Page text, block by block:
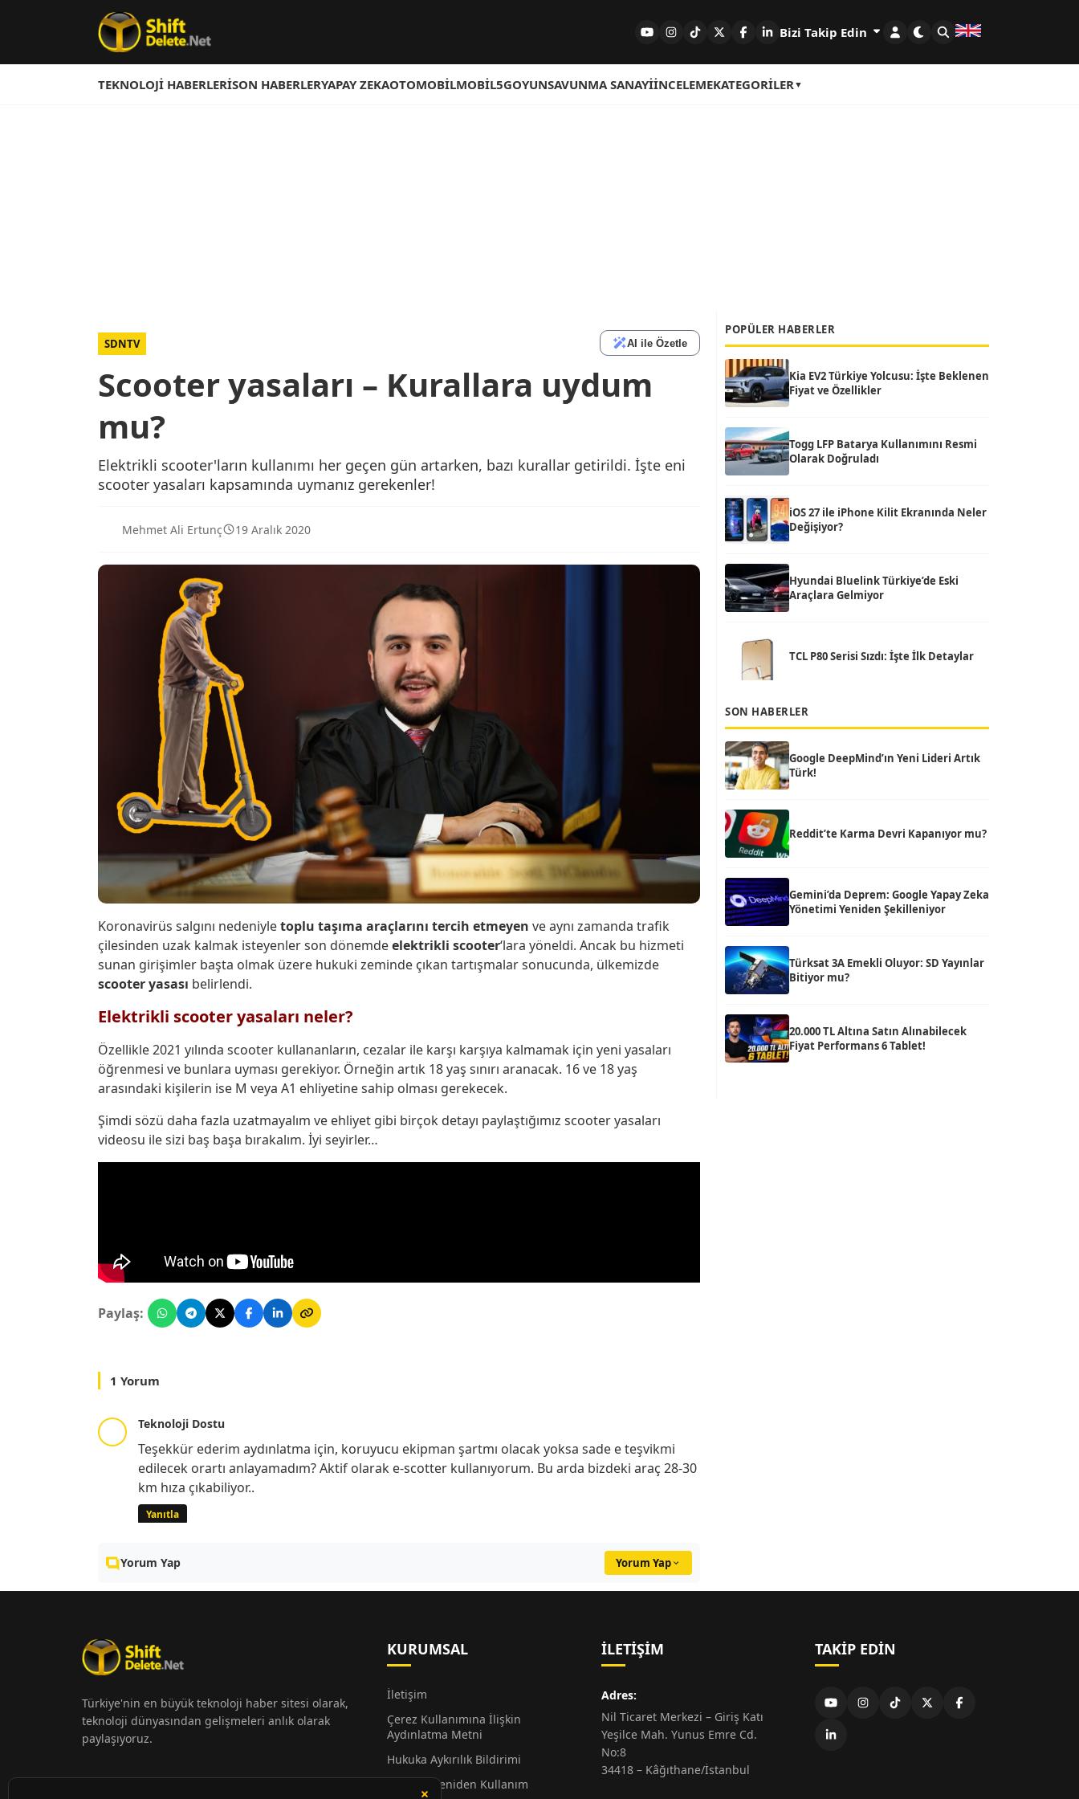
Bizi Takip Edin
TEKNOLOJI HABERLERISON HABERLERYAPAY ZEKAOTOMOBILMOBIL5GOYUNSAVUNMA SANAYIİNCELEMEKATEGORILER
SDNTV AI ile Özetle
Scooter yasaları – Kurallara uydum
mu?
Elektrikli scooter'ların kullanımı her geçen gün artarken, bazı kurallar getirildi. İşte eni
scooter yasaları kapsamında uymanız gerekenler!
Mehmet Ali Ertunç 19 Aralık 2020
Koronavirüs salgını nedeniyletoplu taşıma araçlarını tercih etmeyen ve aynı zamanda trafik
çilesinden uzak kalmak isteyenler son dönemdeelektrikli scooter‘lara yöneldi. Ancak bu hizmeti
sunan girişimler başta olmak üzere hukuki zeminde çıkan tartışmalar sonucunda, ülkemizde
scooter yasası belirlendi.
Elektrikli scooter yasaları neler?
Özellikle 2021 yılında scooter kullananların, cezalar ile karşı karşıya kalmamak için yeni yasaları
öğrenmesi ve bunlara uyması gerekiyor. Örneğin artık 18 yaş sınırı aranacak. 16 ve 18 yaş
arasındaki kişilerin ise M veya A1 ehliyetine sahip olması gerekecek.
Şimdi sözü daha fazla uzatmayalım ve ehliyet gibi birçok detayı paylaştığımız scooter yasaları
videosu ile sizi baş başa bırakalım. İyi seyirler…
Paylaş:
1 Yorum
Teknoloji Dostu
Teşekkür ederim aydınlatma için, koruyucu ekipman şartmı olacak yoksa sade e teşvikmi
edilecek orartı anlayamadım? Aktif olarak e-scotter kullanıyorum. Bu arda bizdeki araç 28-30
km hıza çıkabiliyor..
Yanıtla
Yorum Yap Yorum Yap
POPÜLER HABERLER
Kia EV2 Türkiye Yolcusu: İşte Beklenen
Fiyat ve Özellikler
Togg LFP Batarya Kullanımını Resmi
Olarak Doğruladı
iOS 27 ile iPhone Kilit Ekranında Neler
Değişiyor?
Hyundai Bluelink Türkiye’de Eski
Araçlara Gelmiyor
TCL P80 Serisi Sızdı: İşte İlk Detaylar
SON HABERLER
Google DeepMind’ın Yeni Lideri Artık
Türk!
Reddit’te Karma Devri Kapanıyor mu?
Gemini’da Deprem: Google Yapay Zeka
Yönetimi Yeniden Şekilleniyor
Türksat 3A Emekli Oluyor: SD Yayınlar
Bitiyor mu?
20.000 TL Altına Satın Alınabilecek
Fiyat Performans 6 Tablet!
Türkiye'nin en büyük teknoloji haber sitesi olarak,
teknoloji dünyasından gelişmeleri anlık olarak
paylaşıyoruz.
KURUMSAL
İletişim
Çerez Kullanımına İlişkin
Aydınlatma Metni
Hukuka Aykırılık Bildirimi
Alıntı ve Yeniden Kullanım
İLETIŞIM
Adres:
Nil Ticaret Merkezi – Giriş Katı
Yeşilce Mah. Yunus Emre Cd.
No:8
34418 – Kâğıthane/İstanbul
TAKIP EDIN